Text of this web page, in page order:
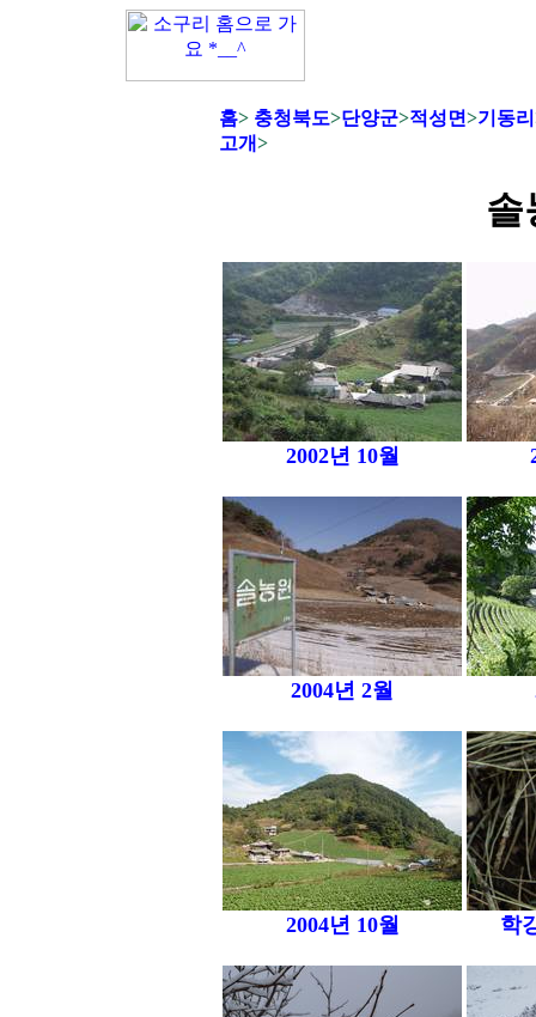
홈> 충청북도>단양군>적성면>기동리
고개>
솔
2002년 10월
2004년 2월
2004년 10월 학